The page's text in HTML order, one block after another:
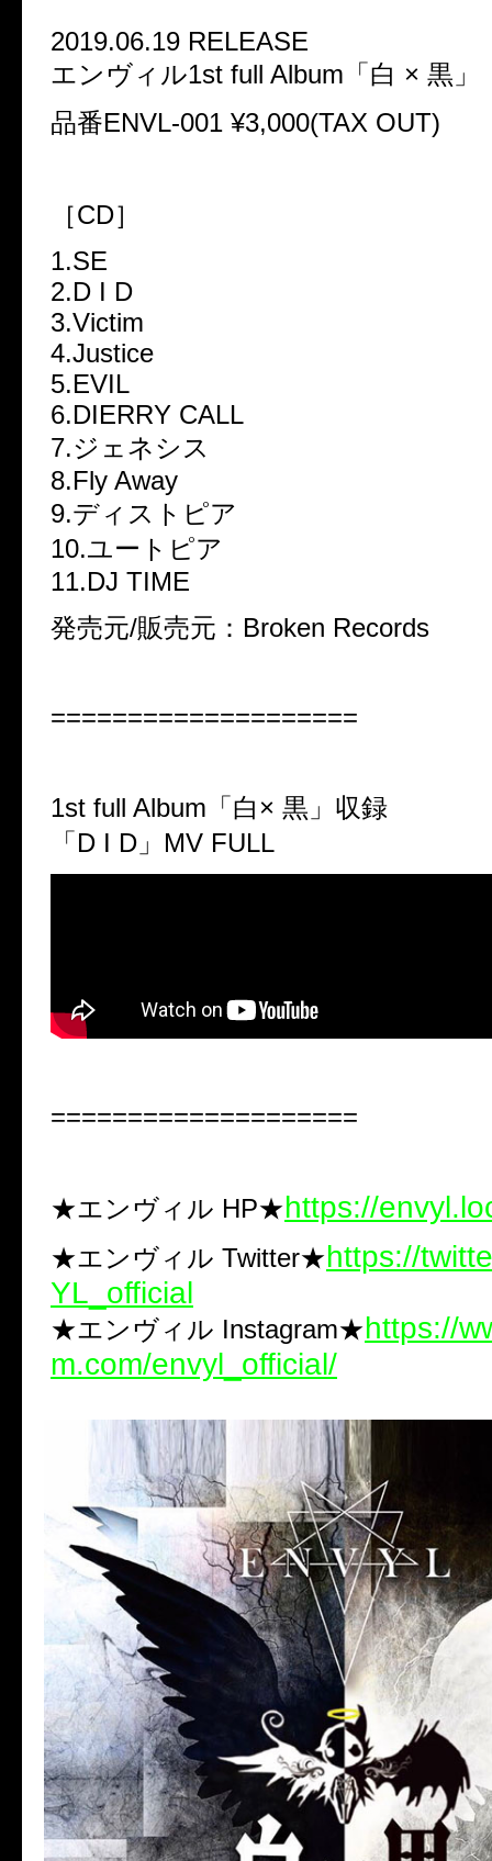
2019.06.19 RELEASE
エンヴィル1st full Album「白 × 黒」
品番ENVL-001 ¥3,000(TAX OUT)
［CD］
1.SE
2.D I D
3.Victim
4.Justice
5.EVIL
6.DIERRY CALL
7.ジェネシス
8.Fly Away
9.ディストピア
10.ユートピア
11.DJ TIME
発売元/販売元：Broken Records
====================
1st full Album「白× 黒」収録
「D I D」MV FULL
====================
★エンヴィル HP★https://
★エンヴィル Twitter★https://
YL_official
★エンヴィル Instagram★https://
m.com/envyl_official/